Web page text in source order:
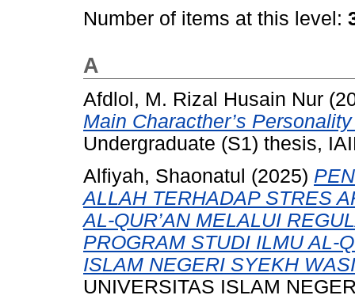
Number of items at this level:
A
Afdlol, M. Rizal Husain Nur
Main Characther’s
Undergraduate (S1) thesis,
Alfiyah, Shaonatul (2025)
ALLAH TERHADAP STRES
AL-QUR’AN MELALUI
PROGRAM STUDI ILMU AL-
ISLAM NEGERI SYEKH
UNIVERSITAS ISLAM